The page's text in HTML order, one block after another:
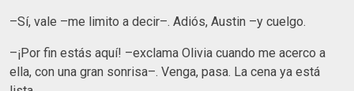
–Sí, vale –me limito a decir–. Adiós, Austin –y cuelgo.
–¡Por fin estás aquí! –exclama Olivia cuando me acerco a
ella, con una gran sonrisa–. Venga, pasa. La cena ya está